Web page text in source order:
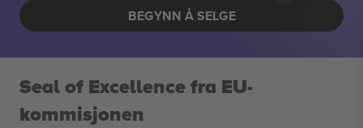
BEGYNN Å SELGE
Seal of Excellence fra EU-
kommisjonen